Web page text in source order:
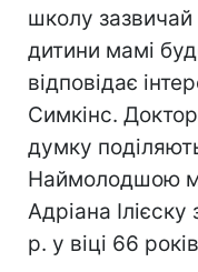
школу зазвичай
дитини мамі
відповідає
Симкінс.
думку
Наймолодшою
Адріана Ілієску
р. у віці 66